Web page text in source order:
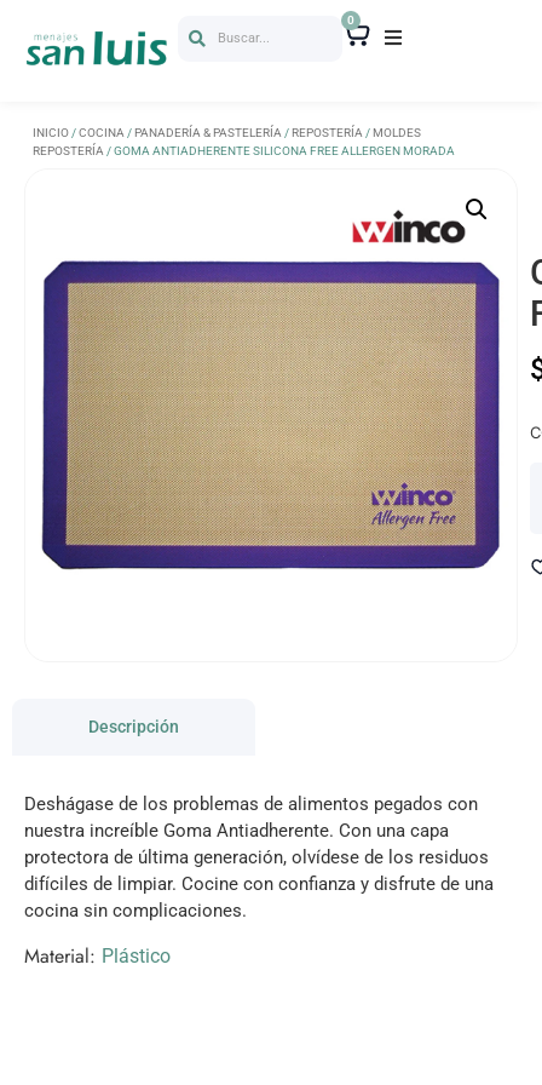
Buscar...
0
INICIO /COCINA /PANADERÍA & PASTELERÍA /REPOSTERÍA /MOLDES
REPOSTERÍA / GOMA ANTIADHERENTE SILICONA FREE ALLERGEN MORADA
Descripción
Deshágase de los problemas de alimentos pegados con
nuestra increíble Goma Antiadherente. Con una capa
protectora de última generación, olvídese de los residuos
difíciles de limpiar. Cocine con confianza y disfrute de una
cocina sin complicaciones.
Material: Plástico